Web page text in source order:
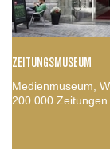
ZEITUNGSMUSEUM
Medienmuseum,
200.000